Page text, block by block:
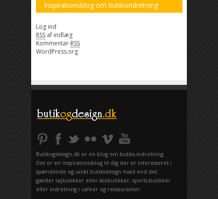
Inspirationsblog om butiksindretning
Log ind
RSS af indlæg
Kommentar-RSS
WordPress.org
Butikogdesign.dk er en blog om butiks-indretning.
Det er en inspirationsblog til dig der er interesseret i
spændende og unikt butiksdesign hvad end det
gælder tøjbutikker eller skobutikker, sports-butikker
eller indretning i cafeer og restauranter.